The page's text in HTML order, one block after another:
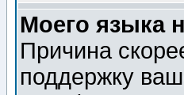
Моего языка
Причина
поддержку